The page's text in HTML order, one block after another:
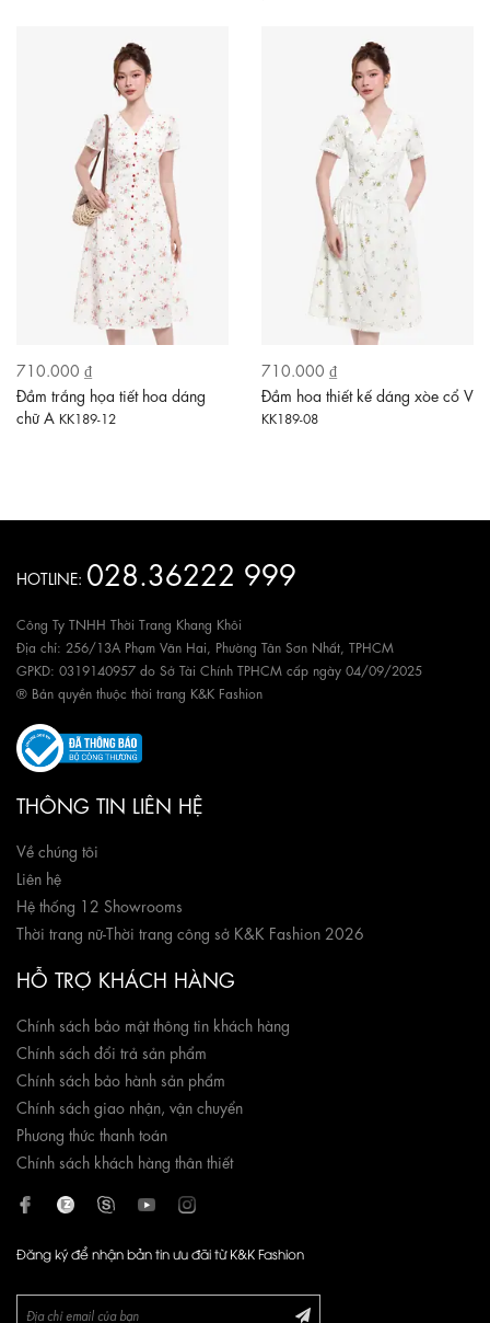
710.000 ₫
Đầm trắng họa tiết hoa dáng
chữ A KK189-12
710.000 ₫
Đầm hoa thiết kế dáng xòe cổ V
KK189-08
HOTLINE: 028.36222 999
Công Ty TNHH Thời Trang Khang Khôi
Địa chỉ: 256/13A Phạm Văn Hai, Phường Tân Sơn Nhất, TPHCM
GPKD: 0319140957 do Sở Tài Chính TPHCM cấp ngày 04/09/2025
® Bản quyền thuộc thời trang K&K Fashion
THÔNG TIN LIÊN HỆ
Về chúng tôi
Liên hệ
Hệ thống 12 Showrooms
Thời trang nữ-Thời trang công sở K&K Fashion 2026
HỖ TRỢ KHÁCH HÀNG
Chính sách bảo mật thông tin khách hàng
Chính sách đổi trả sản phẩm
Chính sách bảo hành sản phẩm
Chính sách giao nhận, vận chuyển
Phương thức thanh toán
Chính sách khách hàng thân thiết
Đăng ký để nhận bản tin ưu đãi từ K&K Fashion